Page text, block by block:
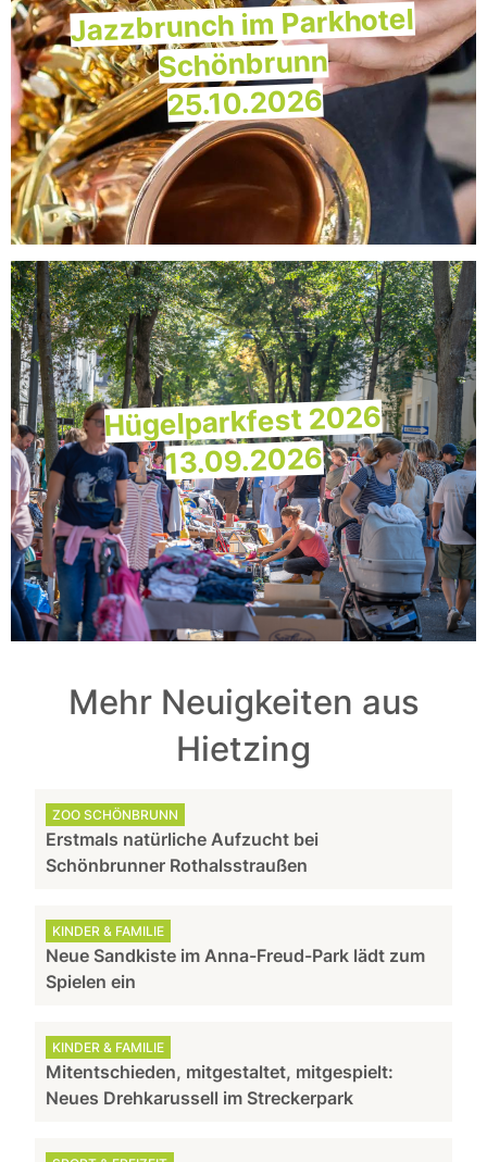
Jazzbrunch im Parkhotel
Schönbrunn
25.10.2026
Hügelparkfest 2026
13.09.2026
Mehr Neuigkeiten aus
Hietzing
ZOO SCHÖNBRUNN
Erstmals natürliche Aufzucht bei
Schönbrunner Rothalsstraußen
KINDER & FAMILIE
Neue Sandkiste im Anna-Freud-Park lädt zum
Spielen ein
KINDER & FAMILIE
Mitentschieden, mitgestaltet, mitgespielt:
Neues Drehkarussell im Streckerpark